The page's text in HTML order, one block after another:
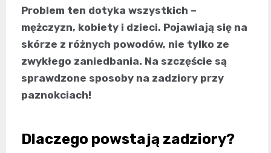
Problem ten dotyka wszystkich –
mężczyzn, kobiety i dzieci. Pojawiają się na
skórze z różnych powodów, nie tylko ze
zwykłego zaniedbania. Na szczęście są
sprawdzone sposoby na zadziory przy
paznokciach!
Dlaczego powstają zadziory?